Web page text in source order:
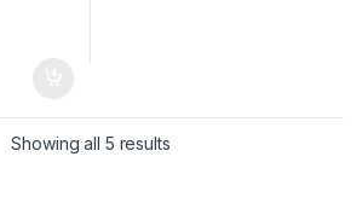
Showing all 5 results